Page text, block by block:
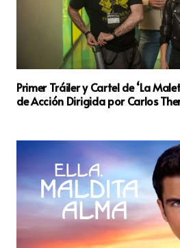
Primer Tráiler y Cartel de ‘La
de Acción Dirigida por Carlos